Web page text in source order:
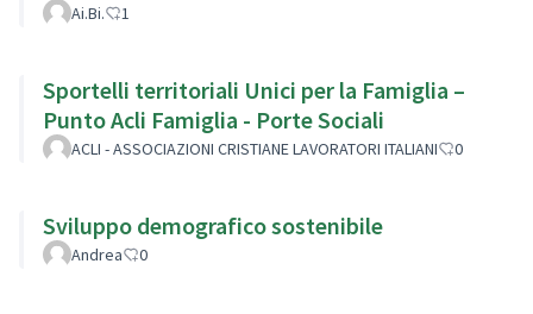
Ai.Bi. 1
Sportelli territoriali Unici per la Famiglia –
Punto Acli Famiglia - Porte Sociali
ACLI - ASSOCIAZIONI CRISTIANE LAVORATORI ITALIANI 0
Sviluppo demografico sostenibile
Andrea 0